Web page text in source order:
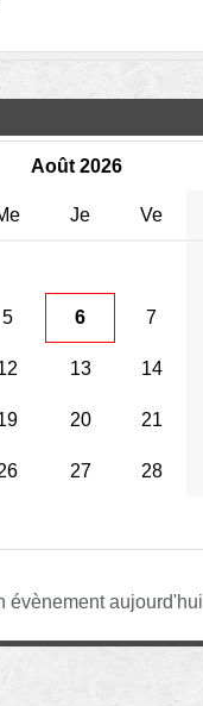
Août 2026
Je Ve
5 6 7
13 14
20 21
27 28
évènement aujourd'hui